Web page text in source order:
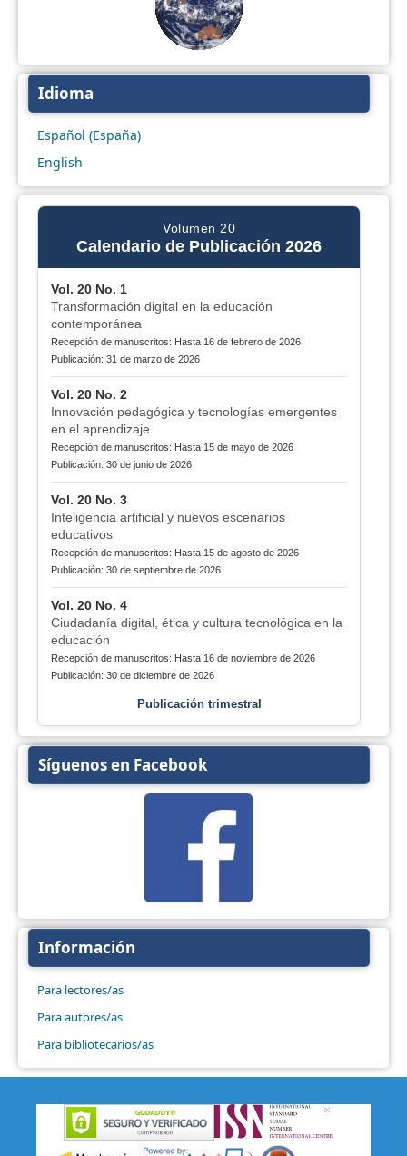
Idioma
Español (España)
English
Volumen 20
Calendario de Publicación 2026
Vol. 20 No. 1
Transformación digital en la educación
contemporánea
Recepción de manuscritos: Hasta 16 de febrero de 2026
Publicación: 31 de marzo de 2026
Vol. 20 No. 2
Innovación pedagógica y tecnologías emergentes
en el aprendizaje
Recepción de manuscritos: Hasta 15 de mayo de 2026
Publicación: 30 de junio de 2026
Vol. 20 No. 3
Inteligencia artificial y nuevos escenarios
educativos
Recepción de manuscritos: Hasta 15 de agosto de 2026
Publicación: 30 de septiembre de 2026
Vol. 20 No. 4
Ciudadanía digital, ética y cultura tecnológica en la
educación
Recepción de manuscritos: Hasta 16 de noviembre de 2026
Publicación: 30 de diciembre de 2026
Publicación trimestral
Síguenos en Facebook
Información
Para lectores/as
Para autores/as
Para bibliotecarios/as